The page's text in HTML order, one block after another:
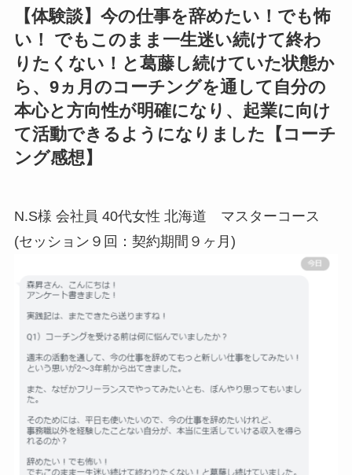
【体験談】今の仕事を辞めたい！でも怖
い！ でもこのまま一生迷い続けて終わ
りたくない！と葛藤し続けていた状態か
ら、9ヵ月のコーチングを通して自分の
本心と方向性が明確になり、起業に向け
て活動できるようになりました【コーチ
ング感想】
N.S様 会社員 40代女性 北海道 マスターコース
(セッション９回：契約期間９ヶ月)